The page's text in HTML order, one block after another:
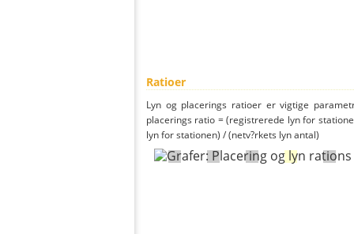
Ratioer
Lyn og placerings ratioer er vigtige
placerings ratio = (registrerede lyn for
lyn for stationen) / (netv?rkets lyn antal)